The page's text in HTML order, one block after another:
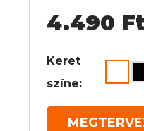
4.490 Ft
Keret
színe: